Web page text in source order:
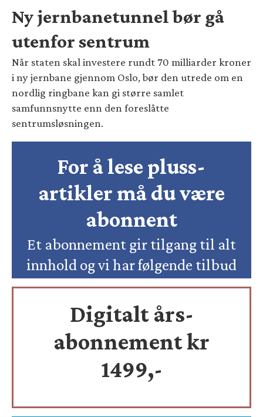
Ny jernbanetunnel bør gå
utenfor sentrum
Når staten skal investere rundt 70 milliarder kroner
i ny jernbane gjennom Oslo, bør den utrede om en
nordlig ringbane kan gi større samlet
samfunnsnytte enn den foreslåtte
sentrumsløsningen.
For å lese pluss-
artikler må du være
abonnent
Et abonnement gir tilgang til alt
innhold og vi har følgende tilbud
Digitalt års-
abonnement kr
1499,-